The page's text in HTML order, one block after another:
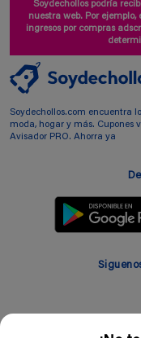
Soydechollos podría
nuestra web. Por
ingresos por compras
Soydechollos.com encuentra
moda, hogar y más. Cupones
Avisador PRO. Ahorra ya